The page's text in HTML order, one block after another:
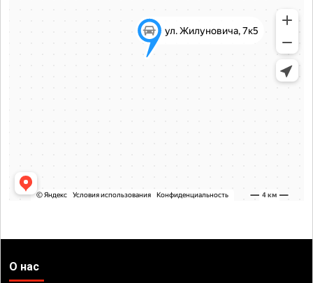
О нас